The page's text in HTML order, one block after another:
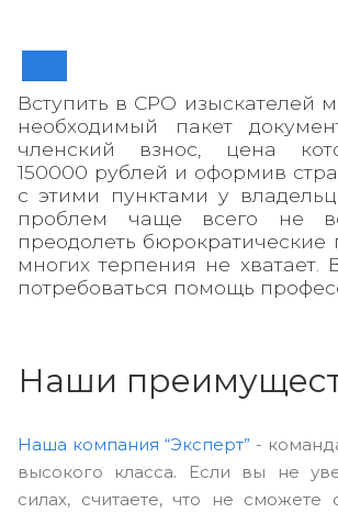
Вступить в СРО изыскателей
необходимый пакет
членский взнос, цена
150000 рублей и оформив
с этими пунктами у
проблем чаще всего не
преодолеть бюрократические
многих терпения не хватает.
потребоваться помощь
Наши
Наша компания “Эксперт” -
высокого класса. Если вы не
силах, считаете, что не сможете